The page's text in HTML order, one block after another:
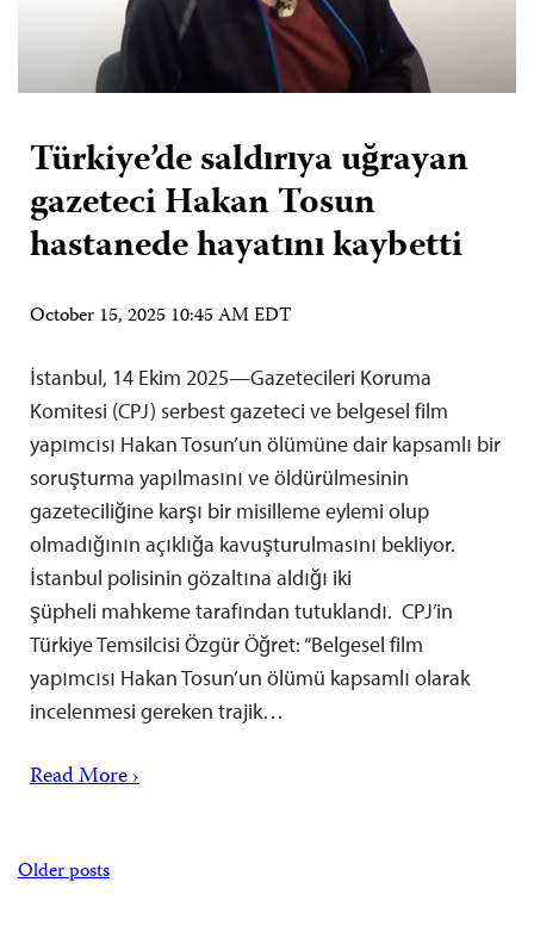
Türkiye’de saldırıya uğrayan
gazeteci Hakan Tosun
hastanede hayatını kaybetti
October 15, 2025 10:45 AM EDT
İstanbul, 14 Ekim 2025—Gazetecileri Koruma
Komitesi (CPJ) serbest gazeteci ve belgesel film
yapımcısı Hakan Tosun’un ölümüne dair kapsamlı bir
soruşturma yapılmasını ve öldürülmesinin
gazeteciliğine karşı bir misilleme eylemi olup
olmadığının açıklığa kavuşturulmasını bekliyor.
İstanbul polisinin gözaltına aldığı iki
şüpheli mahkeme tarafından tutuklandı. CPJ’in
Türkiye Temsilcisi Özgür Öğret: “Belgesel film
yapımcısı Hakan Tosun’un ölümü kapsamlı olarak
incelenmesi gereken trajik…
Read More ›
Posts
Older posts